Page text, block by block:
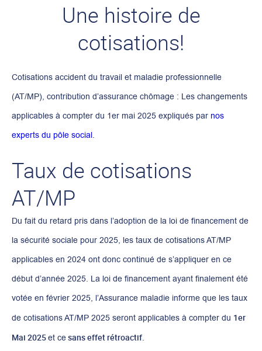
Une histoire de
cotisations!
Cotisations accident du travail et maladie professionnelle
(AT/MP), contribution d’assurance chômage : Les changements
applicables à compter du 1er mai 2025 expliqués par nos
experts du pôle social.
Taux de cotisations
AT/MP
Du fait du retard pris dans l’adoption de la loi de financement de
la sécurité sociale pour 2025, les taux de cotisations AT/MP
applicables en 2024 ont donc continué de s’appliquer en ce
début d’année 2025. La loi de financement ayant finalement été
votée en février 2025, l’Assurance maladie informe que les taux
de cotisations AT/MP 2025 seront applicables à compter du 1er
Mai 2025et cesans effet rétroactif.